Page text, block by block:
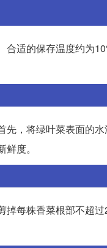
合适的保存温度约为
，将绿叶菜表面的
度。
每株香菜根部不超